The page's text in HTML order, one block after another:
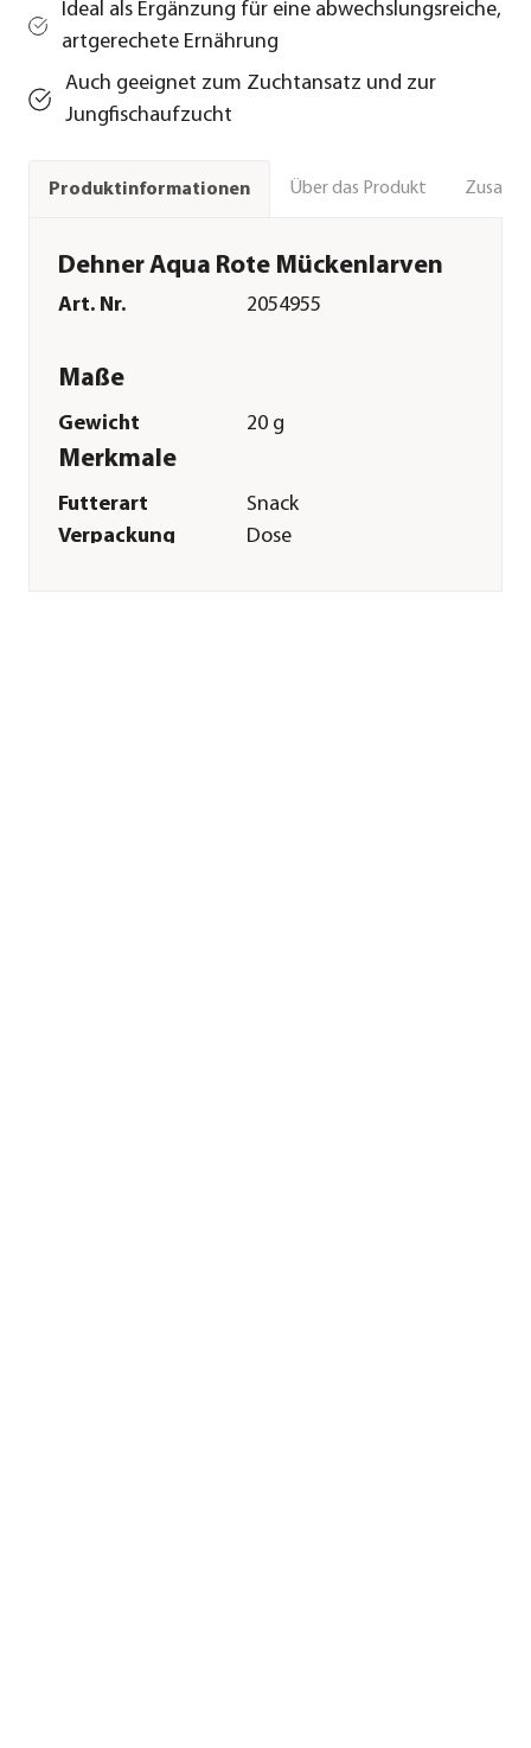
Ideal als Ergänzung für eine abwechslungsreiche,
artgerechete Ernährung
Auch geeignet zum Zuchtansatz und zur
Jungfischaufzucht
Produktinformationen Über das Produkt
Dehner Aqua Rote Mückenlarven
Art. Nr. 2054955
Maße
Gewicht 20 g
Merkmale
Futterart
Snack
Verpackung
Dose